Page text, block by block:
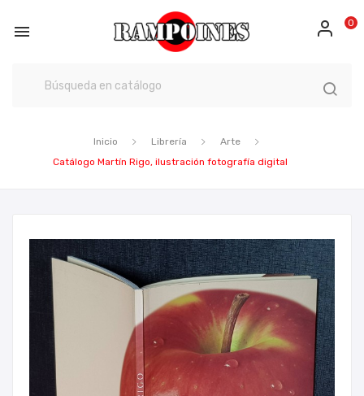
 0
Inicio Librería
Arte
Catálogo Martín Rigo, ilustración fotografía digital